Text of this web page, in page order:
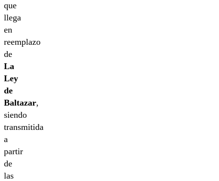
que
llega
en
reemplazo
de
La
Ley
de
Baltazar,
siendo
transmitida
a
partir
de
las